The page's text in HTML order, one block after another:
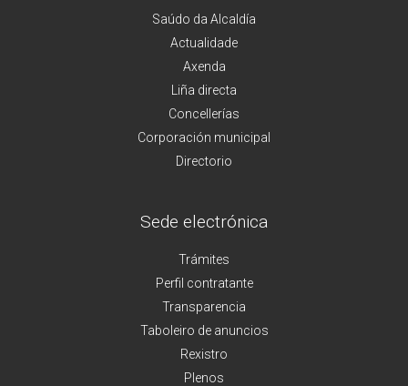
Saúdo da Alcaldía
Actualidade
Axenda
Liña directa
Concellerías
Corporación municipal
Directorio
Sede electrónica
Trámites
Perfil contratante
Transparencia
Taboleiro de anuncios
Rexistro
Plenos